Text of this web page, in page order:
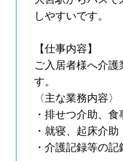
しやすいです。
【仕事内容】
ご入居者様へ介護
す。
〈主な業務内容〉
・排せつ介助、食
・就寝、起床介助
・介護記録等の